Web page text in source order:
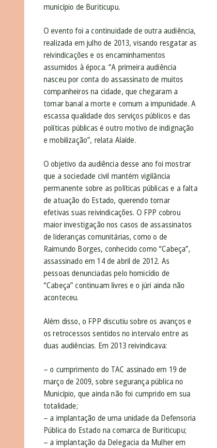
município de Buriticupu.
O evento foi a continuidade de outra audiência,
realizada em julho de 2013, visando resgatar as
reivindicações e os encaminhamentos
assumidos à época. “A primeira audiência
nasceu por conta do assassinato de muitos
companheiros na cidade, que chegaram a
tornar banal a morte e comum a impunidade. A
escassa qualidade dos serviços públicos e das
políticas públicas é outro motivo de indignação
e mobilização”, relata Alaíde.
O objetivo da audiência desse ano foi mostrar
que a sociedade civil mantém vigilância
permanente sobre as políticas públicas e a falta
de atuação do Estado, querendo tornar
efetivas suas reivindicações. O FPP cobrou
maior investigação nos casos de assassinatos
de lideranças comunitárias, como o de
Raimundo Borges, conhecido como “Cabeça”,
assassinado em 14 de abril de 2012. As
pessoas denunciadas pelo homicídio de
“Cabeça” continuam livres e o júri ainda não
aconteceu.
Além disso, o FPP discutiu sobre os avanços e
os retrocessos sentidos no intervalo entre as
duas audiências. Em 2013 reivindicava:
– o cumprimento do TAC assinado em 19 de
março de 2009, sobre segurança pública no
Município, que ainda não foi cumprido em sua
totalidade;
– a implantação de uma unidade da Defensoria
Pública do Estado na comarca de Buriticupu;
– a implantação da Delegacia da Mulher em